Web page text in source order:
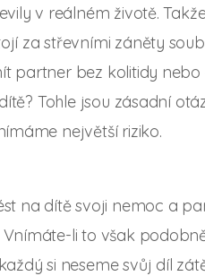
v reálném životě.
za střevními záněty
partner bez kolitidy
Tohle jsou zásadní
největší riziko.
na dítě svoji nemoc a
li to však
si neseme svůj díl